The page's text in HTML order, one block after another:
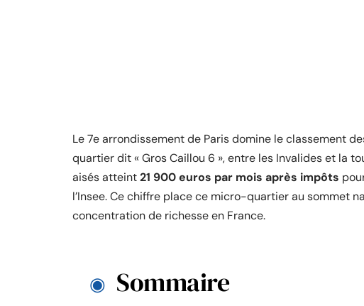
Le 7e arrondissement de Paris domine le classement
quartier dit « Gros Caillou 6 », entre les Invalides et la
aisés atteint21 900 euros par mois après impôts
l’Insee. Ce chiffre place ce micro-quartier au sommet
concentration de richesse en France.
Sommaire